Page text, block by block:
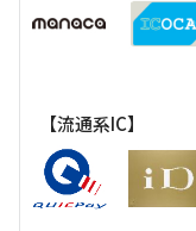
【流通系IC】